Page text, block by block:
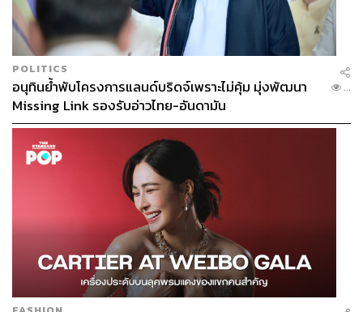
POLITICS
อนุทินย้ำพับโครงการแลนด์บริดจ์เพราะไม่คุ้ม มุ่งพัฒนา
Missing Link รองรับอ่าวไทย-อันดามัน
...